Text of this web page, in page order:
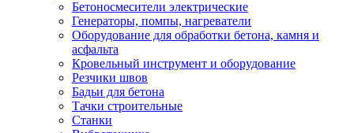
Бетоносмесители электрические
Генераторы, помпы, нагреватели
Оборудование для обработки бетона, камня и
асфальта
Кровельный инструмент и оборудование
Резчики швов
Бадьи для бетона
Тачки строительные
Станки